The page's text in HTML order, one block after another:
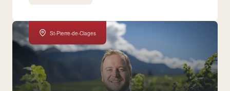
St-Pierre-de-Clages